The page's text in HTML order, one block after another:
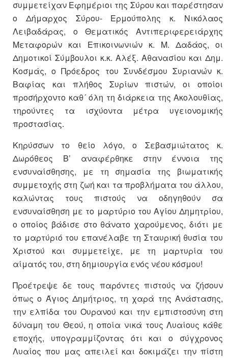
συμμετείχαν Εφημέριοι της Σύρου και παρέστησαν
ο Δήμαρχος Σύρου- Ερμούπολης κ. Νικόλαος
Λειβαδάρας, ο Θεματικός Αντιπεριφερειάρχης
Μεταφορών και Επικοινωνιών κ. Μ. Δαδάος, οι
Δημοτικοί Σύμβουλοι κ.κ. Αλέξ. Αθανασίου και Δημ.
Κοσμάς, ο Πρόεδρος του Συνδέσμου Συριανών κ.
Βαφίας και πλήθος Συρίων πιστών, οι οποίοι
προσήρχοντο καθ´ όλη τη διάρκεια της Ακολουθίας,
τηρούντες τα ισχύοντα μέτρα υγειονομικής
προστασίας.
Κηρύσσων το θείο λόγο, ο Σεβασμιώτατος κ.
Δωρόθεος Β’ αναφέρθηκε στην έννοια της
ενσυναίσθησης, με τη σημασία της βιωματικής
συμμετοχής στη ζωή και τα προβλήματα του άλλου,
καλώντας τους πιστούς να οδηγηθούν σα
ενσυναίσθηση με το μαρτύριο του Αγίου Δημητρίου,
ο οποίος βάδισε στο θάνατο χαρούμενος, διότι με
το μαρτύριό του επανέλαβε τη Σταυρική θυσία του
Χριστού και συμμετείχε, με τη μαρτυρία του
αίματός του, στη δημιουργία ενός νέου κόσμου!
Προέτρεψε δε τους παρόντες πιστούς να ζήσουν
όπως ο Άγιος Δημήτριος, τη χαρά της Ανάστασης,
την ελπίδα του Ουρανού και την εμπιστοσύνη στη
δύναμη του Θεού, η οποία νικά τους Λυαίους κάθε
εποχής, υπογραμμίζοντας ότι και ο σύγχρονος
Λυαίος που μας απειλεί και δοκιμάζει την πίστη